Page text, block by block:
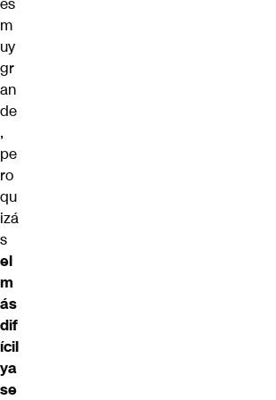
m
uy
gr
an
de
,
pe
ro
qu
izá
s
el
m
ás
dif
ícil
ya
se